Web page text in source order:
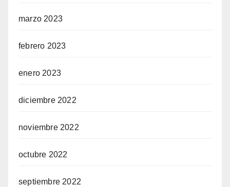
marzo 2023
febrero 2023
enero 2023
diciembre 2022
noviembre 2022
octubre 2022
septiembre 2022